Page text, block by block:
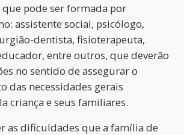
pode ser formada por
assistente social, psicólogo,
dentista, fisioterapeuta,
entre outros, que deverão
no sentido de assegurar o
das necessidades gerais
criança e seus familiares.
as dificuldades que a família de